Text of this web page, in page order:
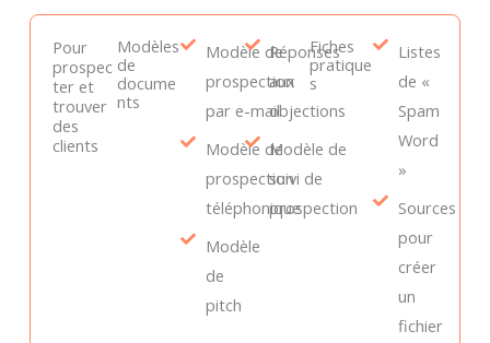
Pour
prospec
ter et
trouver
des
clients
Modèles
de
docume
nts
Modèle de
prospection
par e-mail
Modèle de
prospection
téléphonique
Modèle
de
pitch
Réponses
aux
objections
Modèle de
suivi de
prospection
Fiches
pratique
s
Listes
de «
Spam
Word
»
Sources
pour
créer
un
fichier